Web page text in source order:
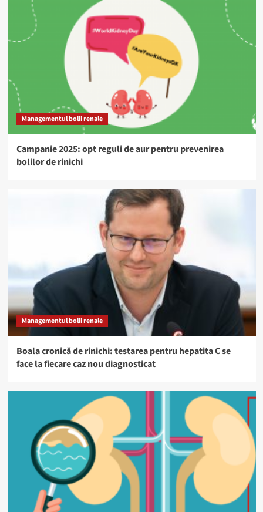
Managementul bolii renale
Campanie 2025: opt reguli de aur pentru prevenirea
bolilor de rinichi
Managementul bolii renale
Boala cronică de rinichi: testarea pentru hepatita C se
face la fiecare caz nou diagnosticat